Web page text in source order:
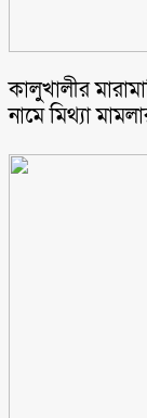
কালুখালীর
নামে মিথ্যা